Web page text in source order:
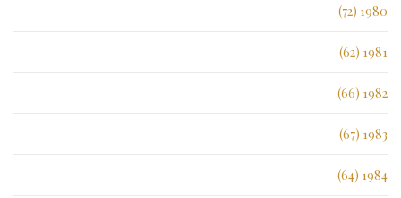
1980 (72)
1981 (62)
1982 (66)
1983 (67)
1984 (64)